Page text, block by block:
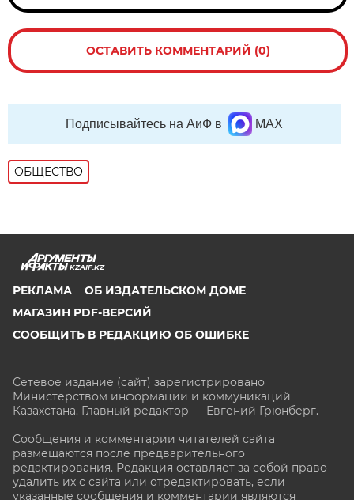
ОСТАВИТЬ КОММЕНТАРИЙ (0)
Подписывайтесь на АиФ в MAX
ОБЩЕСТВО
KZAIF.KZ
РЕКЛАМА
ОБ ИЗДАТЕЛЬСКОМ ДОМЕ
МАГАЗИН PDF-ВЕРСИЙ
СООБЩИТЬ В РЕДАКЦИЮ ОБ ОШИБКЕ
Сетевое издание (сайт) зарегистрировано
Министерством информации и коммуникаций
Казахстана. Главный редактор — Евгений Грюнберг.
Сообщения и комментарии читателей сайта
размещаются после предварительного
редактирования. Редакция оставляет за собой право
удалить их с сайта или отредактировать, если
указанные сообщения и комментарии являются